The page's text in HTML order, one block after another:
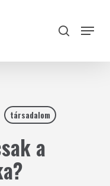
search
Menu
társadalom
a
Close